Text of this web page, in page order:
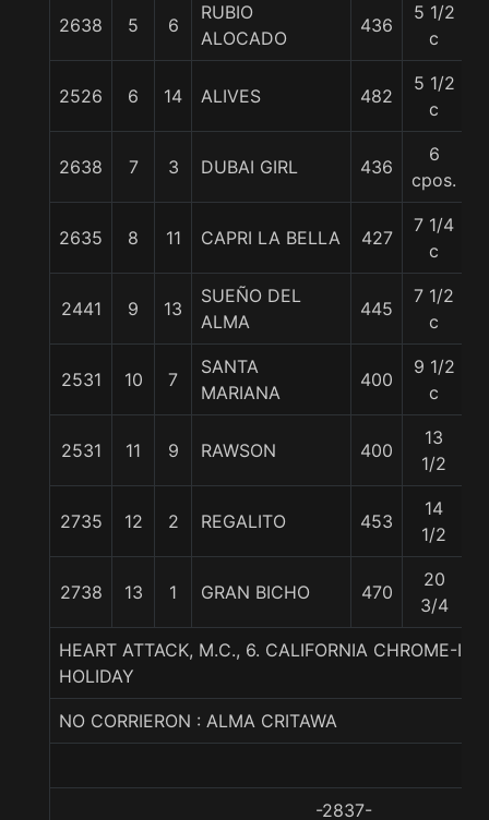
2638 5 6
RUBIO
ALOCADO
436
5 1/2
c
2526 6 14 ALIVES 482
5 1/2
c
2638 7 3 DUBAI GIRL 436
6
cpos.
2635 8 11 CAPRI LA BELLA 427
7 1/4
c
2441 9 13
SUEÑO DEL
ALMA
445
7 1/2
c
2531 10 7
SANTA
MARIANA
400
9 1/2
c
2531 11 9 RAWSON 400
13
1/2
2735 12 2 REGALITO 453
14
1/2
2738 13 1 GRAN BICHO 470
20
3/4
HEART ATTACK, M.C., 6. CALIFORNIA CHROME-I
HOLIDAY
NO CORRIERON : ALMA CRITAWA
-2837-